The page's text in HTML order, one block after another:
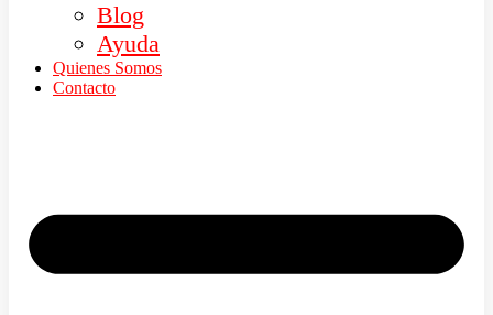
Blog
Ayuda
Quienes Somos
Contacto